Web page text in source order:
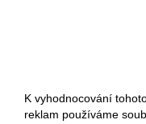
K vyhodnocování
reklam používáme